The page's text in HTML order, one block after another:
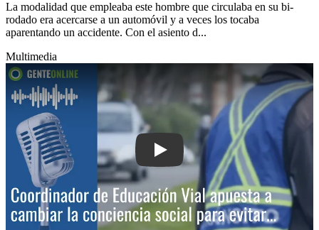
La modalidad que empleaba este hombre que circulaba en su bi-
rodado era acercarse a un automóvil y a veces los tocaba
aparentando un accidente. Con el asiento d...
Multimedia
Play: Coordinador de Educación Vial